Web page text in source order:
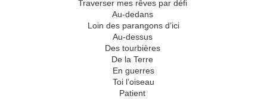
Traverser mes rêves par défi
Au-dedans
Loin des parangons d’ici
Au-dessus
Des tourbières
De la Terre
En guerres
Toi l’oiseau
Patient